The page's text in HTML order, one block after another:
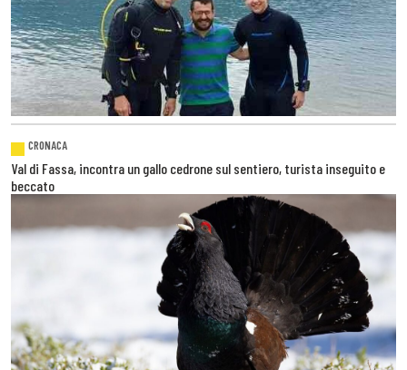
CRONACA
Val di Fassa, incontra un gallo cedrone sul sentiero, turista inseguito e
beccato